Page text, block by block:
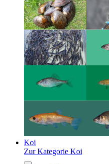
Koi
Zur Kategorie Koi